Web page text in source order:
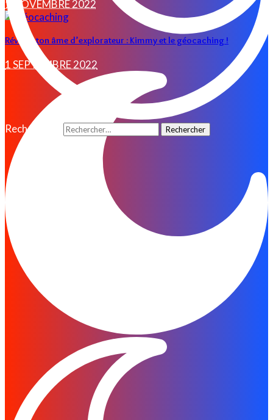
Rechercher :
1 NOVEMBRE 2022
Réveille ton âme d’explorateur : Kimmy et le géocaching !
1 SEPTEMBRE 2022